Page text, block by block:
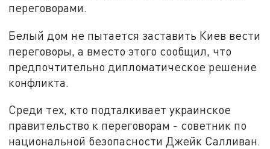
переговорами.
Белый дом не пытается заставить Киев вести
переговоры, а вместо этого сообщил, что
предпочтительно дипломатическое решение
конфликта.
Среди тех, кто подталкивает украинское
правительство к переговорам - советник по
национальной безопасности Джейк Салливан.